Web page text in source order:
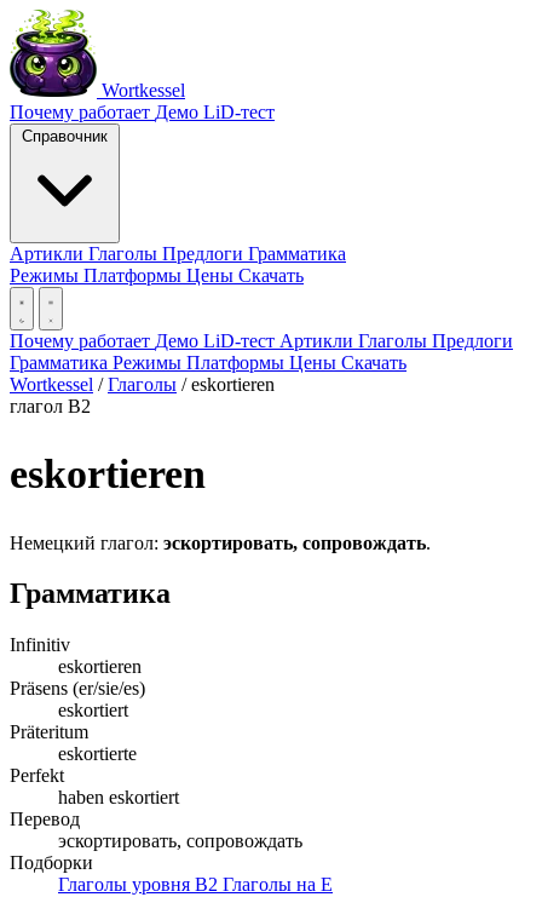
Wortkessel
Почему работает Демо LiD-тест
Справочник
Артикли Глаголы Предлоги Грамматика
Режимы Платформы Цены Скачать
Почему работает Демо LiD-тест Артикли Глаголы Предлоги
Грамматика Режимы Платформы Цены Скачать
Wortkessel / Глаголы / eskortieren
глагол B2
eskortieren
Немецкий глагол: эскортировать, сопровождать.
Грамматика
Infinitiv
eskortieren
Präsens (er/sie/es)
eskortiert
Präteritum
eskortierte
Perfekt
haben eskortiert
Перевод
эскортировать, сопровождать
Подборки
Глаголы уровня B2 Глаголы на E